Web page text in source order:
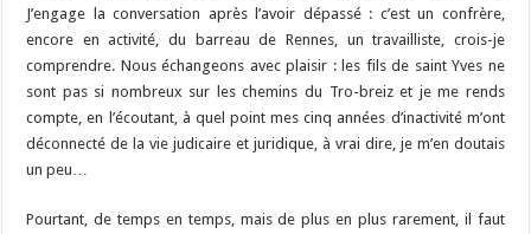
J’engage la conversation après l’avoir dépassé : c’est un confrère,
encore en activité, du barreau de Rennes, un travailliste, crois-je
comprendre. Nous échangeons avec plaisir : les fils de saint Yves ne
sont pas si nombreux sur les chemins du Tro-breiz et je me rends
compte, en l’écoutant, à quel point mes cinq années d’inactivité m’ont
déconnecté de la vie judicaire et juridique, à vrai dire, je m’en doutais
un peu…
Pourtant, de temps en temps, mais de plus en plus rarement, il faut